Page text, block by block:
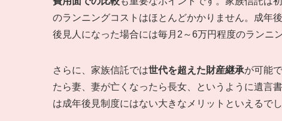
のランニングコストはほとんどかかりません。成年
後見人になった場合には毎月2～6万円程度のランニ
さらに、家族信託では世代を超えた財産継承が可能
たら妻、妻が亡くなったら長女、というように遺言
は成年後見制度にはない大きなメリットといえるでし